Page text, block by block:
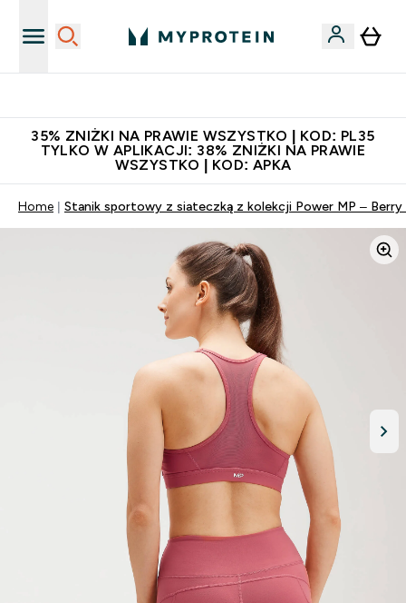
35% ZNIŻKI NA PRAWIE WSZYSTKO | KOD: PL35
TYLKO W APLIKACJI: 38% ZNIŻKI NA PRAWIE
WSZYSTKO | KOD: APKA
Home Stanik sportowy z siateczką z kolekcji Power MP – Berry